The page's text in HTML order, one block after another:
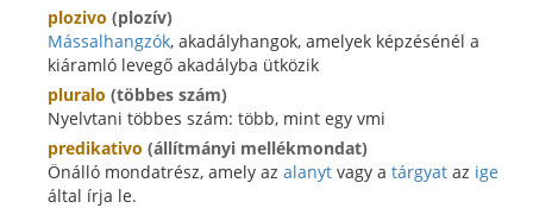
plozivo (plozív)
Mássalhangzók, akadályhangok, amelyek képzésénél a
kiáramló levegő akadályba ütközik
pluralo (többes szám)
Nyelvtani többes szám: több, mint egy vmi
predikativo (állítmányi mellékmondat)
Önálló mondatrész, amely az alanyt vagy a tárgyat az ige
által írja le.